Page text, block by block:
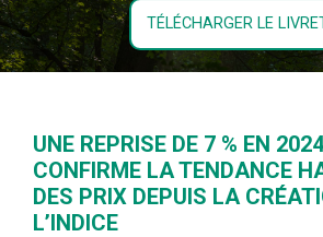
TÉLÉCHARGER LE
UNE REPRISE DE 7 % EN
CONFIRME LA TENDANCE
DES PRIX DEPUIS LA
L’INDICE